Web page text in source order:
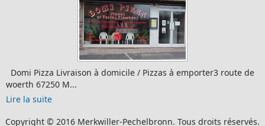
/ Pizzas à emporter3 route de
Copyright © 2016 Merkwiller-Pechelbronn. Tous droits réservés.